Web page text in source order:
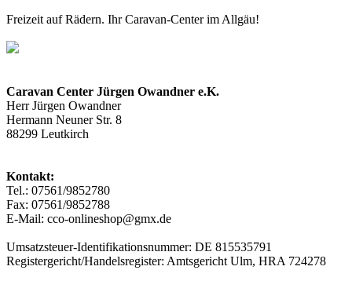
Freizeit auf Rädern. Ihr Caravan-Center im Allgäu!
Caravan Center Jürgen Owandner e.K.
Herr Jürgen Owandner
Hermann Neuner Str. 8
88299 Leutkirch
Kontakt:
Tel.: 07561/9852780
Fax: 07561/9852788
E-Mail: cco-onlineshop@gmx.de
Umsatzsteuer-Identifikationsnummer: DE 815535791
Registergericht/Handelsregister: Amtsgericht Ulm, HRA 724278